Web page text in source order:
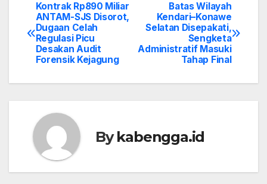
Post
navigation
Batas Wilayah
Kendari–Konawe
Selatan Disepakati,
Sengketa
Administratif Masuki
Tahap Final
Kontrak Rp890 Miliar
ANTAM-SJS Disorot,
Dugaan Celah
Regulasi Picu
Desakan Audit
Forensik Kejagung
Bykabengga.id